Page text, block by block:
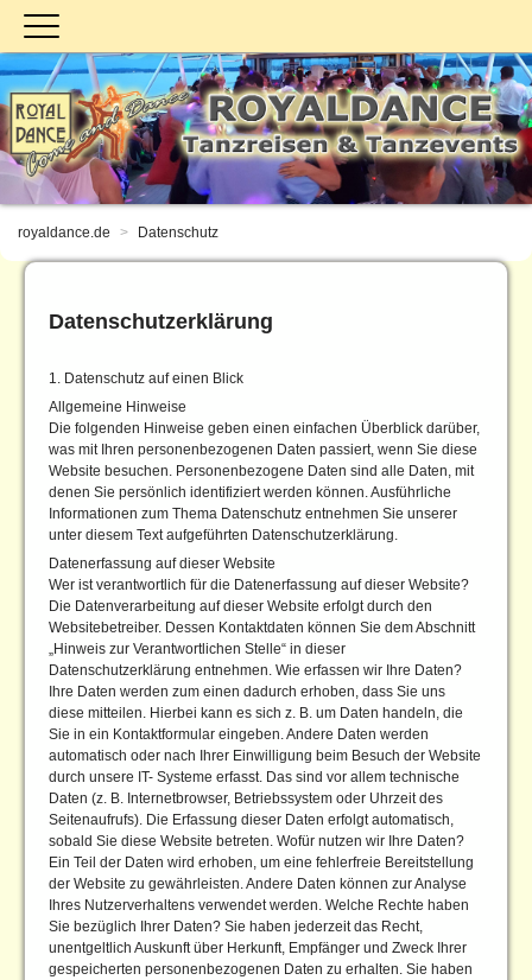
royaldance.de Datenschutz
Datenschutzerklärung
1. Datenschutz auf einen Blick
Allgemeine Hinweise
Die folgenden Hinweise geben einen einfachen Überblick darüber,
was mit Ihren personenbezogenen Daten passiert, wenn Sie diese
Website besuchen. Personenbezogene Daten sind alle Daten, mit
denen Sie persönlich identifiziert werden können. Ausführliche
Informationen zum Thema Datenschutz entnehmen Sie unserer
unter diesem Text aufgeführten Datenschutzerklärung.
Datenerfassung auf dieser Website
Wer ist verantwortlich für die Datenerfassung auf dieser Website?
Die Datenverarbeitung auf dieser Website erfolgt durch den
Websitebetreiber. Dessen Kontaktdaten können Sie dem Abschnitt
„Hinweis zur Verantwortlichen Stelle“ in dieser
Datenschutzerklärung entnehmen. Wie erfassen wir Ihre Daten?
Ihre Daten werden zum einen dadurch erhoben, dass Sie uns
diese mitteilen. Hierbei kann es sich z. B. um Daten handeln, die
Sie in ein Kontaktformular eingeben. Andere Daten werden
automatisch oder nach Ihrer Einwilligung beim Besuch der Website
durch unsere IT- Systeme erfasst. Das sind vor allem technische
Daten (z. B. Internetbrowser, Betriebssystem oder Uhrzeit des
Seitenaufrufs). Die Erfassung dieser Daten erfolgt automatisch,
sobald Sie diese Website betreten. Wofür nutzen wir Ihre Daten?
Ein Teil der Daten wird erhoben, um eine fehlerfreie Bereitstellung
der Website zu gewährleisten. Andere Daten können zur Analyse
Ihres Nutzerverhaltens verwendet werden. Welche Rechte haben
Sie bezüglich Ihrer Daten? Sie haben jederzeit das Recht,
unentgeltlich Auskunft über Herkunft, Empfänger und Zweck Ihrer
gespeicherten personenbezogenen Daten zu erhalten. Sie haben